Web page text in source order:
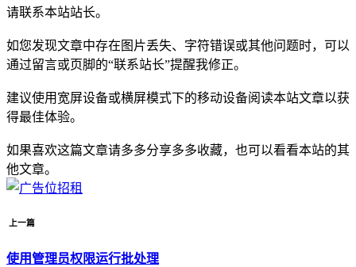
请联系本站站长。
如您发现文章中存在图片丢失、字符错误或其他问题时，可以
通过留言或页脚的“联系站长”提醒我修正。
建议使用宽屏设备或横屏模式下的移动设备阅读本站文章以获
得最佳体验。
如果喜欢这篇文章请多多分享多多收藏，也可以看看本站的其
他文章。
上一篇
使用管理员权限运行批处理